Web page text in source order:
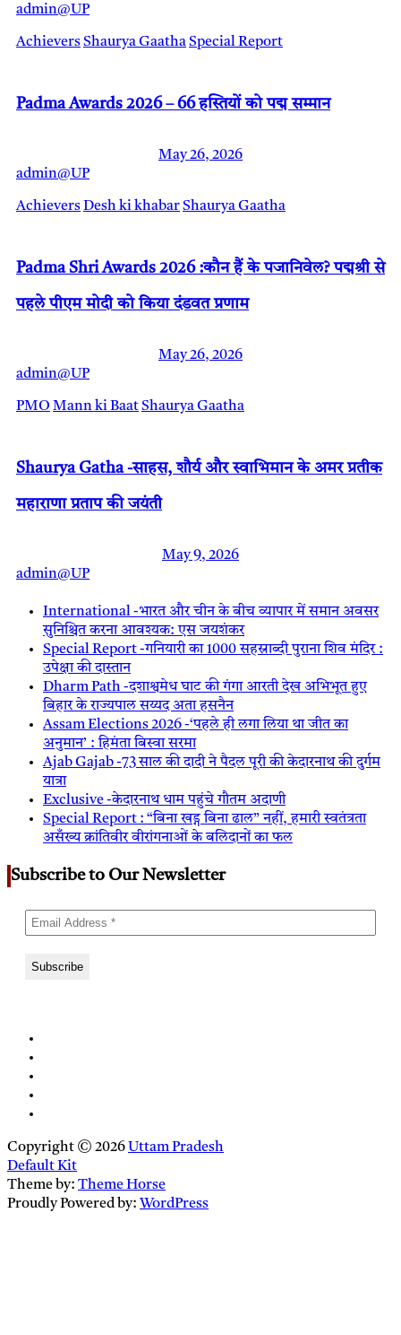
admin@UP
AchieversShaurya GaathaSpecial Report
Padma Awards 2026 – 66 हस्तियों को पद्म सम्मान
May 26, 2026
admin@UP
AchieversDesh ki khabarShaurya Gaatha
Padma Shri Awards 2026 :कौन हैं के पजानिवेल? पद्मश्री से
पहले पीएम मोदी को किया दंडवत प्रणाम
May 26, 2026
admin@UP
PMO Mann ki BaatShaurya Gaatha
Shaurya Gatha -साहस, शौर्य और स्वाभिमान के अमर प्रतीक
महाराणा प्रताप की जयंती
May 9, 2026
admin@UP
International -भारत और चीन के बीच व्यापार में समान अवसर
सुनिश्चित करना आवश्यक: एस जयशंकर
Special Report -गनियारी का 1000 सहस्राब्दी पुराना शिव मंदिर :
उपेक्षा की दास्तान
Dharm Path -दशाश्वमेध घाट की गंगा आरती देख अभिभूत हुए
बिहार के राज्यपाल सय्यद अता हसनैन
Assam Elections 2026 -‘पहले ही लगा लिया था जीत का
अनुमान’ : हिमंता बिस्वा सरमा
Ajab Gajab -73 साल की दादी ने पैदल पूरी की केदारनाथ की दुर्गम
यात्रा
Exclusive -केदारनाथ धाम पहुंचे गौतम अदाणी
Special Report : “बिना खड्ग बिना ढाल” नहीं, हमारी स्वतंत्रता
असँख्य क्रांतिवीर वीरांगनाओं के बलिदानों का फल
Subscribe to Our Newsletter
Copyright © 2026 Uttam Pradesh
Default Kit
Theme by: Theme Horse
Proudly Powered by: WordPress